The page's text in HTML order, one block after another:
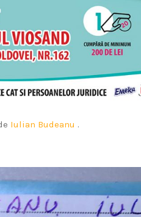
Iulian Budeanu .